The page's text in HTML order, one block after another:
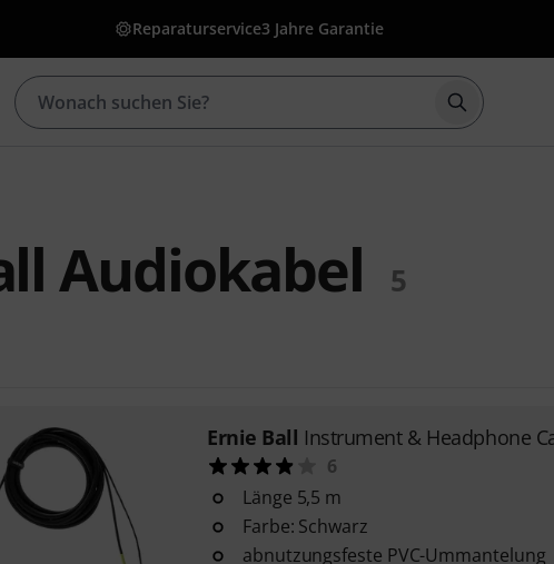
Reparaturservice3 Jahre Garantie
Suche mit
Audiokabel 5
Ernie Ball Instrument & Headphone
6
Länge 5,5 m
Farbe: Schwarz
abnutzungsfeste PVC-Ummantelung